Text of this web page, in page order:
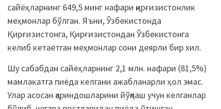
сайёҳларнинг 649,5 минг нафари қирғизистонлик
меҳмонлар бўлган. Яъни, Ўзбекистонда
Қирғизистонга, Қирғизистондан Ўзбекистонга
келиб кетаётган меҳмонлар сони деярли бир хил.
Шу сабабдан сайёҳларнинг 2,1 млн. нафари (81,5%)
мамлакатга пиёда келгани ажабланарли ҳол эмас.
Улар асосан қариндошларини йўқлаш учун келганлар